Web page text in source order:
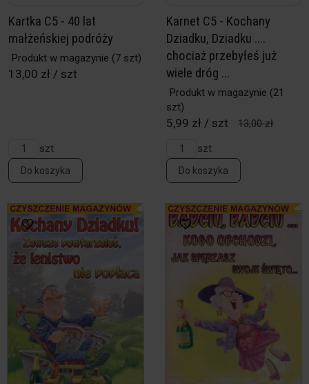
Kartka C5 - 40 lat
małżeńskiej podróży
Produkt w magazynie (7 szt)
13,00 zł / szt
szt
Do koszyka
Karnet C5 - Kochany
Dziadku, Dziadku ....
chociaż przebyłeś już
wiele dróg ...
Produkt w magazynie (21
szt)
5,99 zł / szt
13,00 zł
szt
Do koszyka